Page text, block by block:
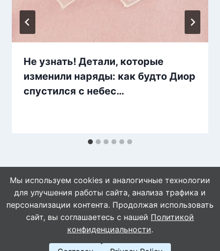
Не узнать! Детали, которые
изменили наряды: как будто Диор
спустился с небес…
© 2026 Naget.Ru
Мы используем cookies и аналогичные технологии
для улучшения работы сайта, анализа трафика и
персонализации контента. Продолжая использовать
сайт, вы соглашаетесь с нашей Политикой
конфиденциальности.